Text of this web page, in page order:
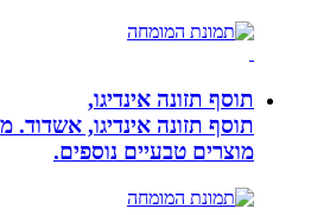
תוסף תזונה אינדיגו,
תוסף תזונה אינדיגו, אשדוד.
מוצרים טבעיים נוספים.